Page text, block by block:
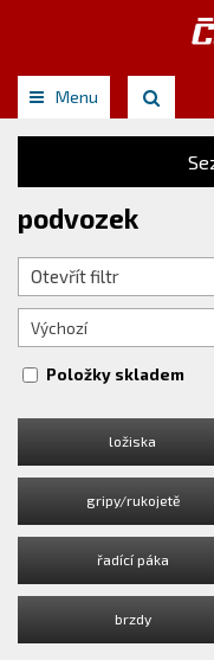
Menu
podvozek
Otevřít filtr
Výchozí
Položky skladem
ložiska
gripy/rukojetě
řadící páka
brzdy